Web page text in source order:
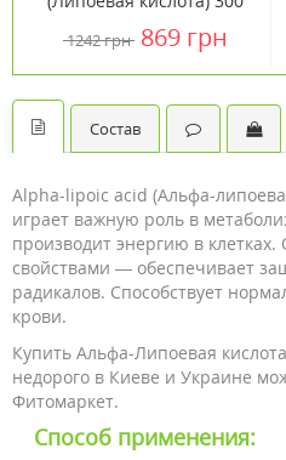
Кантри Лайф / Country
1242 грн 869 грн
Состав
Alpha-lipoic acid (Альфа-
играет важную роль в
производит энергию в
свойствами — обеспечивает
радикалов. Способствует
крови.
Купить Альфа-Липоевая
недорого в Киеве и Украине
Фитомаркет.
Способ применения: